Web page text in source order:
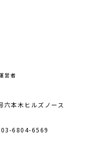
営者
六本木ヒルズノース
6804-6569